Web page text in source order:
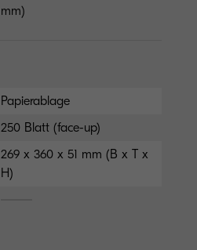
mm)
Papierablage
250 Blatt (face-up)
269 x 360 x 51 mm (B x T x
H)